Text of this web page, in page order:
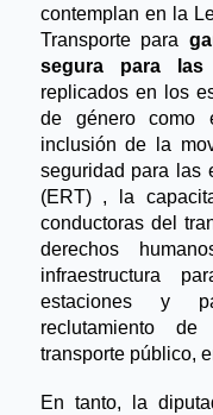
contemplan en la
Transporte para
segura para las
replicados en los
de género como
inclusión de la
seguridad para las
(ERT) , la
conductoras del
derechos
infraestructura
estaciones y
reclutamiento
transporte público,
En tanto, la